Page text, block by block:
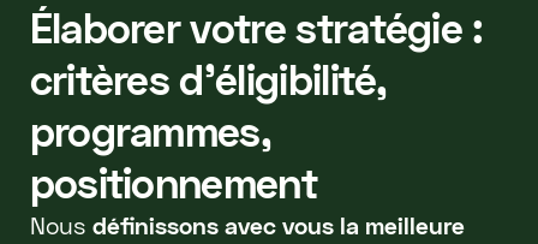
Élaborer votre stratégie :
critères d’éligibilité,
programmes,
positionnement
Nous définissons avec vous la meilleure